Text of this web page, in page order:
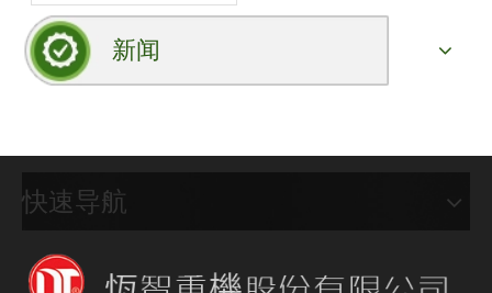
牌【2026更新】
新闻
快速导航